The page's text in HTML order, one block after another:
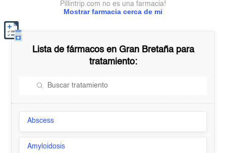
Mostrar farmacia cerca de mi
Pillintrip.com no es una farmacia!
Lista de fármacos en Gran Bretañapara
tratamiento:
Abscess
Amyloidosis